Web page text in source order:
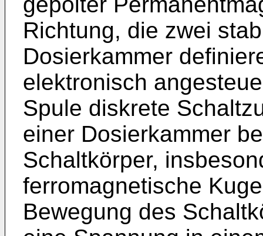
Richtung, die zwei
Dosierkammer
elektronisch
Spule diskrete
einer Dosierkammer
Schaltkörper,
ferromagnetische
Bewegung des